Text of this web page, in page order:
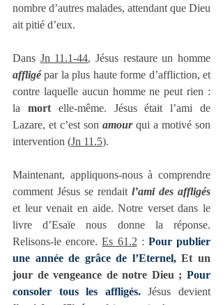
nombre d’autres malades, attendant que Dieu
ait pitié d’eux.
Dans Jn 11.1-44
affligé par la plus haute forme d’affliction, et
contre laquelle aucun homme ne peut rien :
la mort elle-même. Jésus était l’ami de
Lazare, et c’est son amour qui a motivé son
intervention (Jn 11.5).
Maintenant, appliquons-nous à comprendre
comment Jésus se rendait l’ami des affligés
et leur venait en aide. Notre verset dans le
livre d’Esaïe nous donne la réponse.
Relisons-le encore. Es 61.2 : Pour publier
une année de grâce de l’Eternel, Et un
jour de vengeance de notre Dieu ; Pour
consoler tous les affligés.